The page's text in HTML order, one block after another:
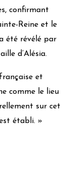
confirmant
Reine et le
été révélé par
d’Alésia.
et
comme le lieu
sur cet
établi. »